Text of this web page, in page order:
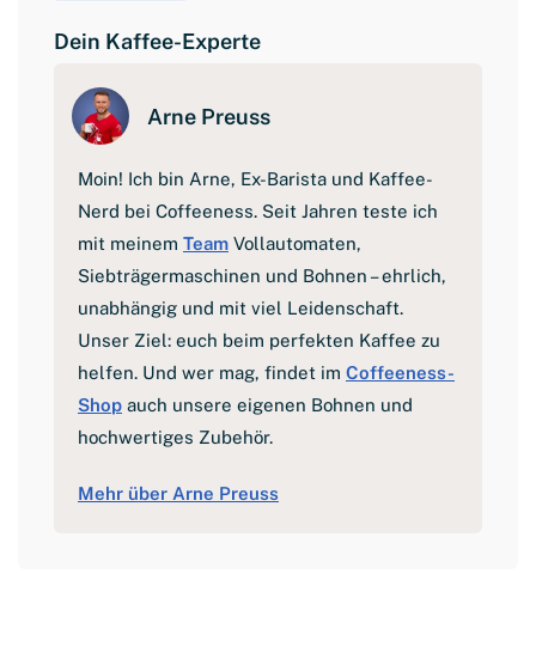
m
Dein Kaffee-Experte
Arne Preuss
Moin! Ich bin Arne, Ex-Barista und Kaffee-
Nerd bei Coffeeness. Seit Jahren teste ich
mit meinem Team Vollautomaten,
Siebträgermaschinen und Bohnen – ehrlich,
unabhängig und mit viel Leidenschaft.
Unser Ziel: euch beim perfekten Kaffee zu
helfen. Und wer mag, findet im Coffeeness-
Shop auch unsere eigenen Bohnen und
hochwertiges Zubehör.
Mehr über Arne Preuss